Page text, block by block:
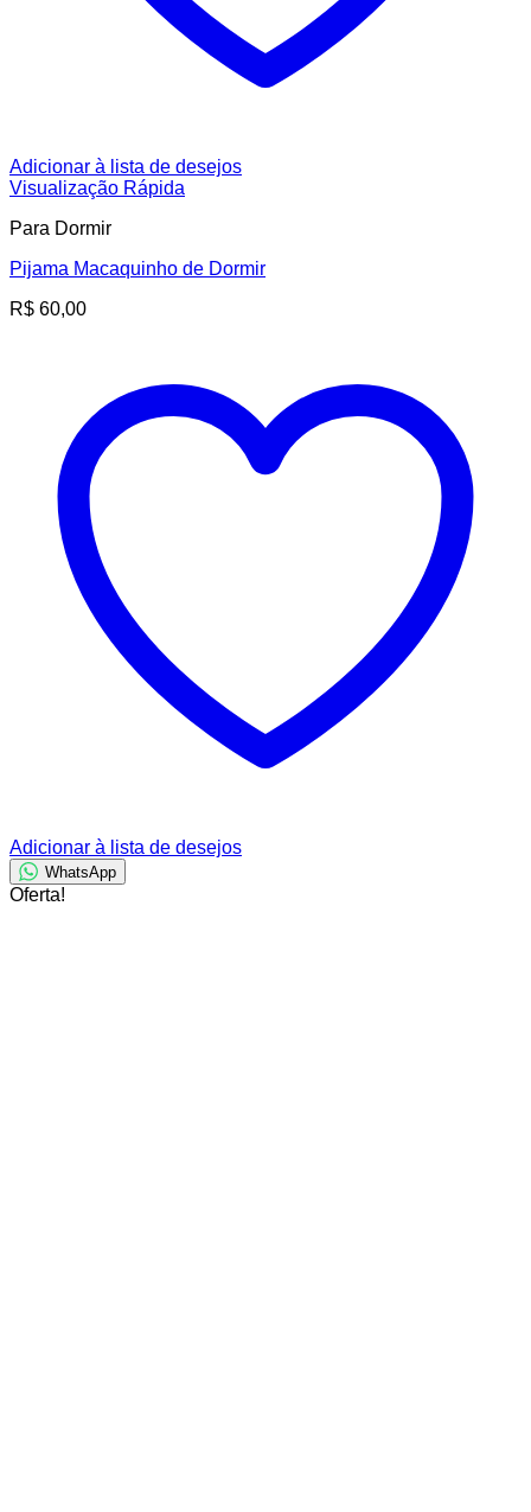
Adicionar à lista de desejos
Visualização Rápida
Para Dormir
Pijama Macaquinho de Dormir
R$ 60,00
Adicionar à lista de desejos
WhatsApp
Oferta!